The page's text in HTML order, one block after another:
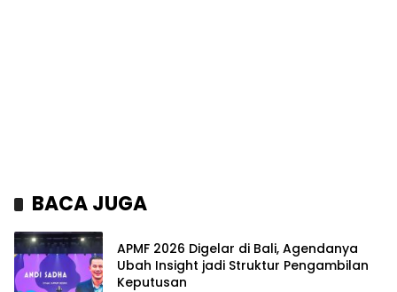
BACA JUGA
APMF 2026 Digelar di Bali, Agendanya
Ubah Insight jadi Struktur Pengambilan
Keputusan